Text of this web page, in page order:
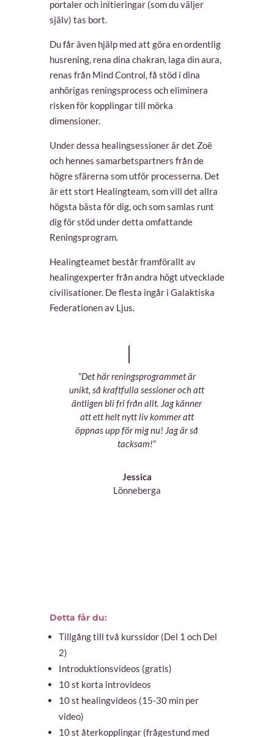
portaler och initieringar (som du väljer
själv) tas bort.
Du får även hjälp med att göra en ordentlig
husrening, rena dina chakran, laga din aura,
renas från Mind Control, få stöd i dina
anhörigas reningsprocess och eliminera
risken för kopplingar till mörka
dimensioner.
Under dessa healingsessioner är det Zoë
och hennes samarbetspartners från de
högre sfärerna som utför processerna. Det
är ett stort Healingteam, som vill det allra
högsta bästa för dig, och som samlas runt
dig för stöd under detta omfattande
Reningsprogram.
Healingteamet består framförallt av
healingexperter från andra högt utvecklade
civilisationer. De flesta ingår i Galaktiska
Federationen av Ljus.
”Det här reningsprogrammet är
unikt, så kraftfulla sessioner och att
äntligen bli fri från allt. Jag känner
att ett helt nytt liv kommer att
öppnas upp för mig nu! Jag är så
tacksam!”
Jessica
Lönneberga
Detta får du:
Tillgång till två kurssidor (Del 1 och Del
2)
Introduktionsvideos (gratis)
10 st korta introvideos
10 st healingvideos (15-30 min per
video)
10 st återkopplingar (frågestund med